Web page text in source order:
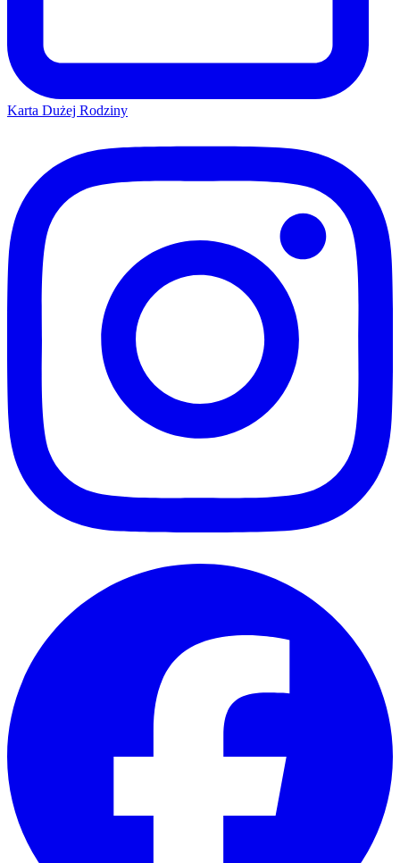
Karta Dużej Rodziny